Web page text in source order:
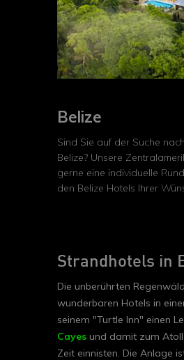
Belize
Sind Sie auf der Suche
Belize? Unsere
gerne eine individuelle
den Belize Hotels Ihrer
Strandhotels in
Die unberührten
wunderbaren Hotels in
seinem "Turtle Inn" einen
Cayes und damit zum Atoll
Zeit einnisten. Die Anlage